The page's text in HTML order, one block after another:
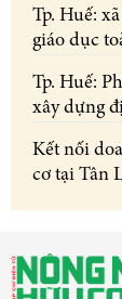
Tp. Huế:
giáo dục
Tp. Huế:
xây dựng
Kết nối
cơ tại Tân